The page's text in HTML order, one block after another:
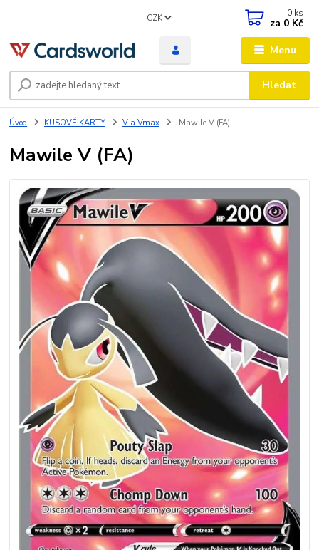
Menu
CZK
Hledat
0 ks
za 0 Kč
Úvod KUSOVÉ KARTY V a Vmax Mawile V (FA)
Mawile V (FA)